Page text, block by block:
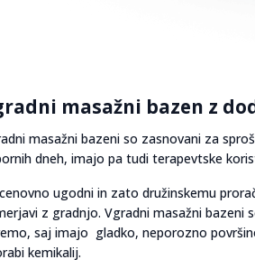
masažni bazen z
masažni bazeni so zasnovani za
dneh, imajo pa tudi terapevtske
ugodni in zato družinskemu
z gradnjo. Vgradni masažni bazeni
saj imajo gladko, neporozno
kemikalij.